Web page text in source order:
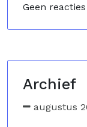
Geen
Archief
augustus